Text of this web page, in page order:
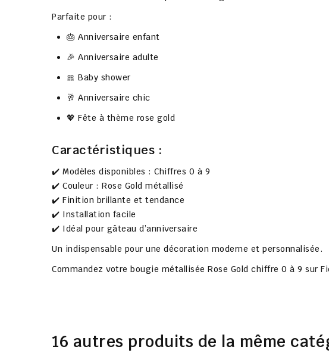
Parfaite pour :
🎂 Anniversaire enfant
🎉 Anniversaire adulte
🎀 Baby shower
🥂 Anniversaire chic
💖 Fête à thème rose gold
Caractéristiques :
✔️ Modèles disponibles : Chiffres 0 à 9
✔️ Couleur : Rose Gold métallisé
✔️ Finition brillante et tendance
✔️ Installation facile
✔️ Idéal pour gâteau d’anniversaire
Un indispensable pour une décoration moderne et personnalisée.
Commandez votre bougie métallisée Rose Gold chiffre 0 à 9 sur
16 autres produits de la même